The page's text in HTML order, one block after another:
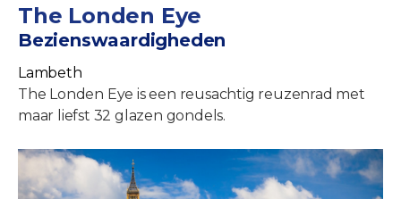
The Londen Eye
Bezienswaardigheden
Lambeth
The Londen Eye is een reusachtig reuzenrad met
maar liefst 32 glazen gondels.